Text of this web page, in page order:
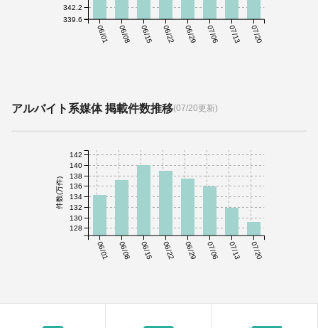
06/01 06/08 06/15 06/22 06/29 07/06 07/13 07/20
339.6
342.2
アルバイト系媒体 掲載件数推移(07/20更新)
06/01 06/08 06/15 06/22 06/29 07/06 07/13 07/20
件数(万件)
128
130
132
134
136
138
140
142